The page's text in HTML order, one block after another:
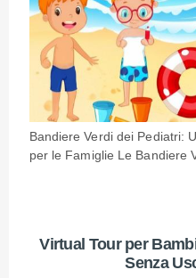
Bandiere Verdi dei Pediatri:
per le Famiglie Le Bandiere
Virtual Tour per
Senza